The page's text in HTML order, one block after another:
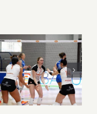
PanBiscò
Leonessa, al Pala
Baldassarra vince
il cuore: una
stagione che resta
nella storia